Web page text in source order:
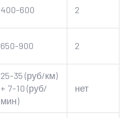
400-600 2
650-900 2
25-35 (руб/км)
+ 7-10 (руб/
мин)
нет